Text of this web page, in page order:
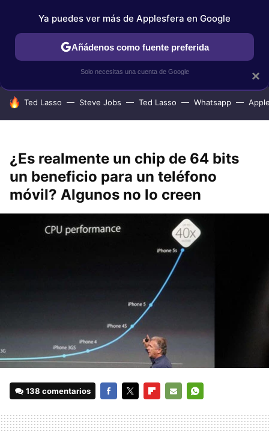
IPHONE TUTORIALES APPLESFERA SELECCIÓN
HOY SE HABLA DE
Ted Lasso Steve Jobs Ted Lasso Whatsapp
¿Es realmente un chip de 64 bits
un beneficio para un teléfono
móvil? Algunos no lo creen
138 comentarios
MAIL
×
Ya puedes ver más de Applesfera en Google
Añádenos como fuente preferida
Solo necesitas una cuenta de Google